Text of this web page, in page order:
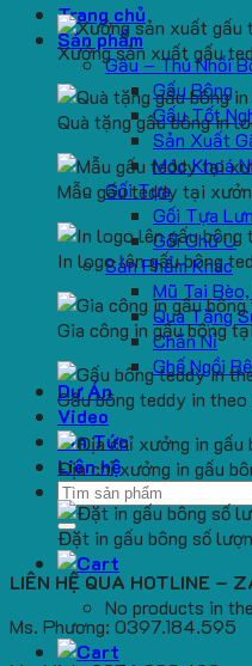
Trang chủ
Sản phẩm
Gấu – Thú Nhồi
Gấu Bông
Gấu Tốt
Sản Xuất
Móc Khoá
Gối Tựa
Gối Tựa
Gối Chữ U
Sản Phẩm Khác
Mũ Tai
Quà Tặng
Chăn Nỉ
Ghế Ngồi
Dự Án
Video
Tin Tức
Liên hệ
Search
for:
No products in
Xưởng sản xuất gấu
Quà tặng gấu bông in
Mẫu gấu teddy tại
In logo lên gấu bông
Gia công in gấu bông
Gấu bông teddy in theo
Địa chỉ xưởng in gấu
Đặt in gấu bông số
LIÊN HỆ QUA HOTLINE –
Ms. Phương: 0397.184.595